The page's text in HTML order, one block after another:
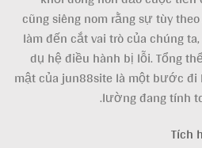
cũng siêng nom rằng sự tùy
làm đến cắt vai trò của chúng
dụ hệ điều hành bị lỗi. Tổng
mật của jun88site là một bước đi
lường đang tính
Tích